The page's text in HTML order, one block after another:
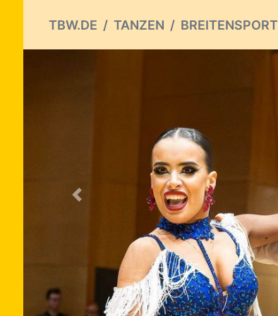
TBW.DE TANZEN BREITENSPORT
Previous